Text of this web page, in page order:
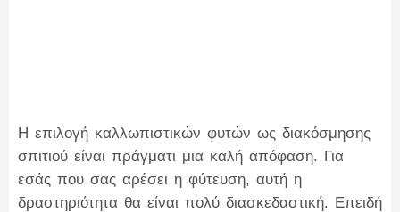
Η επιλογή καλλωπιστικών φυτών ως διακόσμησης
σπιτιού είναι πράγματι μια καλή απόφαση. Για
εσάς που σας αρέσει η φύτευση, αυτή η
δραστηριότητα θα είναι πολύ διασκεδαστική. Επειδή